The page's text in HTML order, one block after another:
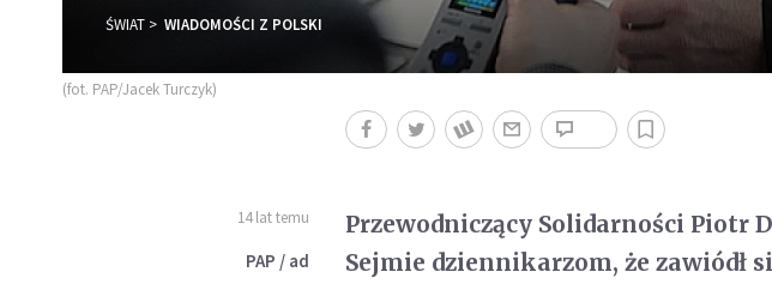
ŚWIAT WIADOMOŚCI Z POLSKI
(fot. PAP/Jacek Turczyk)
14 lat temu
PAP / ad
Przewodniczący Solidarności Piotr
Sejmie dziennikarzom, że zawiódł